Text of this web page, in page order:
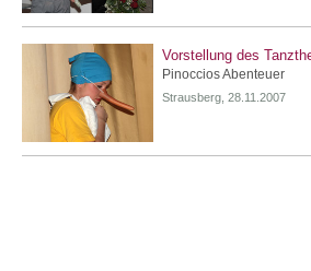
Vorstellung des
Pinoccios Abenteuer
Strausberg, 28.11.2007